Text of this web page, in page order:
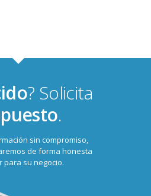
? Solicita
.
sin compromiso,
de forma honesta
para su negocio.